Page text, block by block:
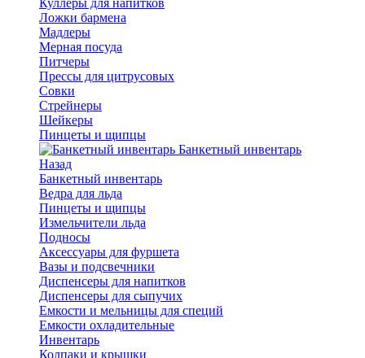
Куллеры для напитков
Ложки бармена
Мадлеры
Мерная посуда
Питчеры
Прессы для цитрусовых
Совки
Стрейнеры
Шейкеры
Пинцеты и щипцы
Банкетный инвентарь
Назад
Банкетный инвентарь
Ведра для льда
Пинцеты и щипцы
Измельчители льда
Подносы
Аксессуары для фуршета
Вазы и подсвечники
Диспенсеры для напитков
Диспенсеры для сыпучих
Емкости и мельницы для специй
Емкости охладительные
Инвентарь
Колпаки и крышки